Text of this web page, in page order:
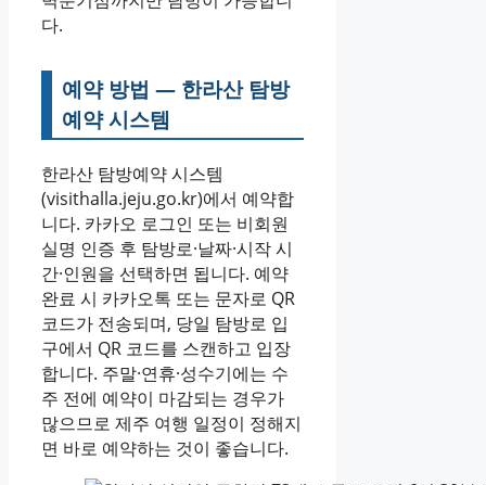
다.
예약 방법 — 한라산 탐방
예약 시스템
한라산 탐방예약 시스템
(visithalla.jeju.go.kr)에서 예약합
니다. 카카오 로그인 또는 비회원
실명 인증 후 탐방로·날짜·시작 시
간·인원을 선택하면 됩니다. 예약
완료 시 카카오톡 또는 문자로 QR
코드가 전송되며, 당일 탐방로 입
구에서 QR 코드를 스캔하고 입장
합니다. 주말·연휴·성수기에는 수
주 전에 예약이 마감되는 경우가
많으므로 제주 여행 일정이 정해지
면 바로 예약하는 것이 좋습니다.